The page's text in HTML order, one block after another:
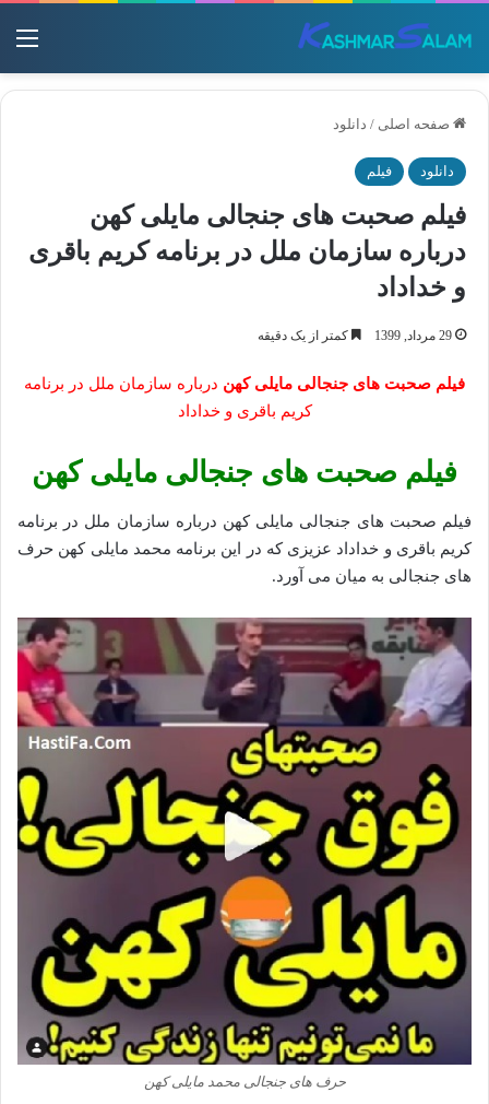
صفحه اصلی / دانلود
دانلود فیلم
فیلم صحبت های جنجالی مایلی کهن
درباره سازمان ملل در برنامه کریم باقری
و خداداد
29 مرداد, 1399 کمتر از یک دقیقه
فیلم صحبت های جنجالی مایلی کهن درباره سازمان ملل در برنامه
کریم باقری و خداداد
فیلم صحبت های جنجالی مایلی کهن
فیلم صحبت های جنجالی مایلی کهن درباره سازمان ملل در برنامه
کریم باقری و خداداد عزیزی که در این برنامه محمد مایلی کهن حرف
های جنجالی به میان می آورد.
حرف های جنجالی محمد مایلی کهن